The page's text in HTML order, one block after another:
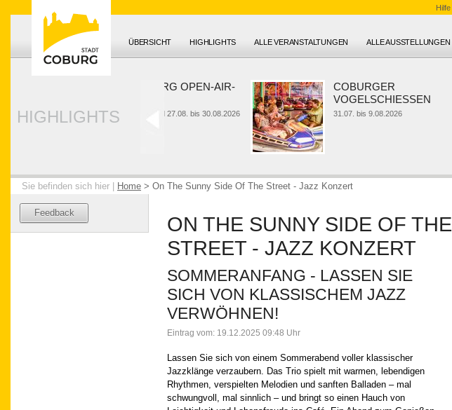
Hilfe
ÜBERSICHT HIGHLIGHTS ALLE VERANSTALTUNGEN ALLE AUSSTELLUNGEN
HIGHLIGHTS
HUK-COBURG OPEN-AIR-
26. bis 28.06. und 27.08. bis 30.08.2026
COBURGER
VOGELSCHIESSEN
31.07. bis 9.08.2026
Sie befinden sich hier | Home > On The Sunny Side Of The Street - Jazz Konzert
Feedback
ON THE SUNNY SIDE OF THE
STREET - JAZZ KONZERT
SOMMERANFANG - LASSEN SIE
SICH VON KLASSISCHEM JAZZ
VERWÖHNEN!
Eintrag vom: 19.12.2025 09:48 Uhr
Lassen Sie sich von einem Sommerabend voller klassischer
Jazzklänge verzaubern. Das Trio spielt mit warmen, lebendigen
Rhythmen, verspielten Melodien und sanften Balladen – mal
schwungvoll, mal sinnlich – und bringt so einen Hauch von